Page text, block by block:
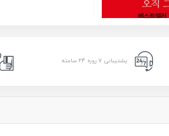
پشتیبانی ۷ روزه ۲۴ ساعته